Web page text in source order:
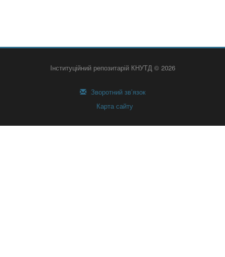
Інституційний репозитарій КНУТД © 2026
Зворотний зв’язок
Карта сайту